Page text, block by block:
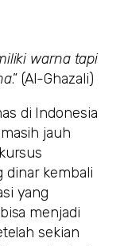
warna tapi
.” (Al-Ghazali)
di Indonesia
jauh
dinar kembali
yang
menjadi
sekian